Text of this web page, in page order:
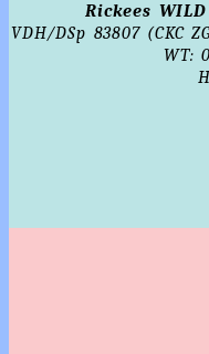
Rickees WILD
VDH/DSp 83807 (CKC
WT: